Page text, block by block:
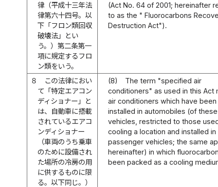
律（平成十三年法
律第六十四号。以
下「フロン類回収
破壊法」とい
う。）第二条第一
項に規定するフロ
ン類をいう。
(Act No. 64 of 2001; hereinafter
to as the " Fluorocarbons
Destruction Act").
８
この法律におい
て「特定エアコン
ディショナー」と
は、自動車に搭載
されているエアコ
ンディショナー
（車両のうち乗車
のために設備され
た場所の冷房の用
に供するものに限
る。以下同じ。）
(8)
The term "specified air
conditioners" as used in this Act
air conditioners which have been
installed in automobiles (of these
vehicles, restricted to those
cooling a location and installed in
passenger vehicles; the same
hereinafter) in which
been packed as a cooling